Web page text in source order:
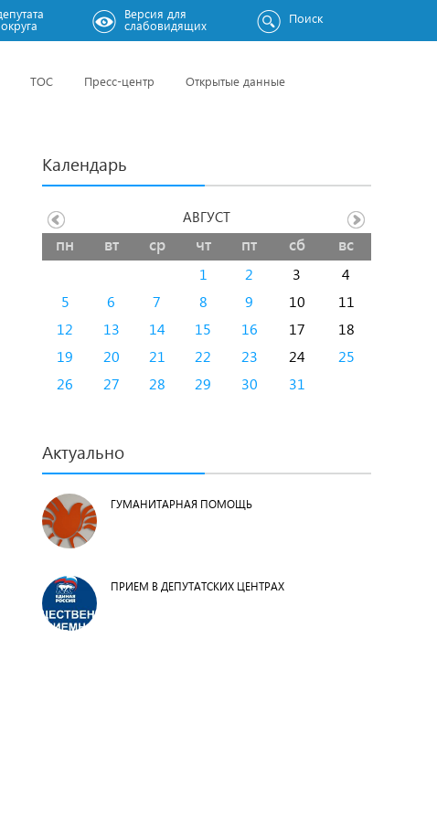
Версия для
слабовидящих Поиск
ТОС Пресс-центр Открытые данные
Календарь
пн вт ср чт пт сб вс
1 2 3
4
5
6 7 8 9 10
11
12
13 14 15 16 17
18
19
20 21 22 23 24
25
26
27 28 29 30 31
АВГУСТ
Актуально
ГУМАНИТАРНАЯ ПОМОЩЬ
ПРИЕМ В ДЕПУТАТСКИХ ЦЕНТРАХ